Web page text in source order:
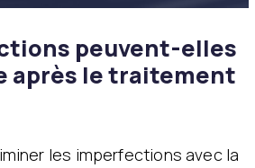
peuvent-elles
après le traitement
les imperfections avec la